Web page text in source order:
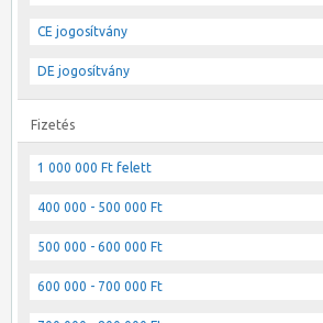
CE jogosítvány
DE jogosítvány
Fizetés
1 000 000 Ft felett
400 000 - 500 000 Ft
500 000 - 600 000 Ft
600 000 - 700 000 Ft